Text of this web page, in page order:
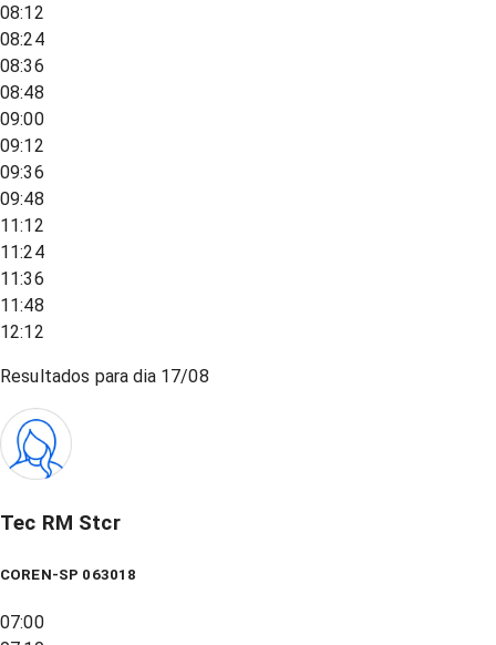
08:12
08:24
08:36
08:48
09:00
09:12
09:36
09:48
11:12
11:24
11:36
11:48
12:12
Resultados para dia 17/08
Tec RM Stcr
COREN-SP 063018
07:00